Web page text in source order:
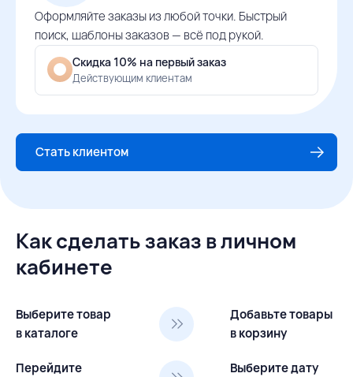
Оформляйте заказы из любой точки. Быстрый
поиск, шаблоны заказов — всё под рукой.
Скидка 10% на первый заказ
Действующим клиентам
Стать клиентом
Как сделать заказ в личном
кабинете
Выберите товар
в каталоге
Добавьте товары
в корзину
Перейдите
Выберите дату